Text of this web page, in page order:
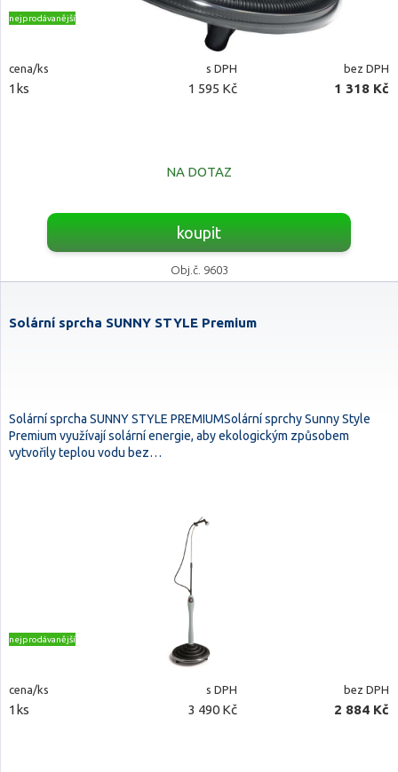
nejprodávanější
cena/ks s DPH bez DPH
1ks 1 595 Kč 1 318 Kč
NA DOTAZ
koupit
Obj.č. 9603
Solární sprcha SUNNY STYLE Premium
Solární sprcha SUNNY STYLE PREMIUMSolární sprchy Sunny Style
Premium využívají solární energie, aby ekologickým způsobem
vytvořily teplou vodu bez…
nejprodávanější
cena/ks s DPH bez DPH
1ks 3 490 Kč 2 884 Kč